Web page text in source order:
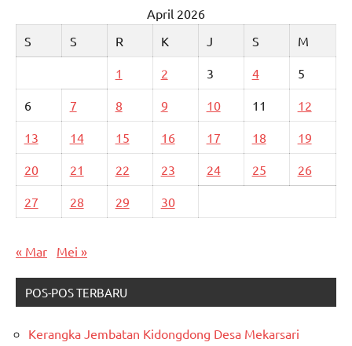
April 2026
S
S R K J S M
1 2 3 4 5
6 7 8 9 10 11 12
13 14 15 16 17 18 19
20 21 22 23 24 25 26
27 28 29 30
« Mar Mei »
POS-POS TERBARU
Kerangka Jembatan Kidongdong Desa Mekarsari